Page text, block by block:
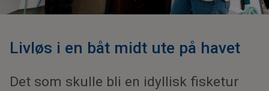
Livløs i en båt midt ute på havet
Det som skulle bli en idyllisk fisketur